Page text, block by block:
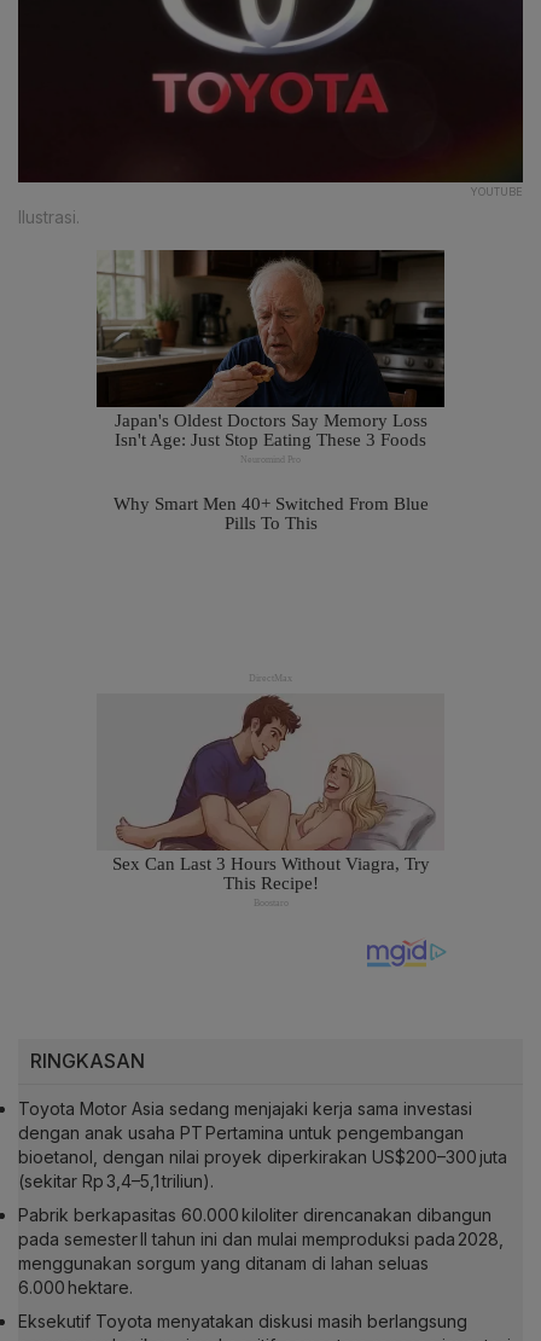
YOUTUBE
Ilustrasi.
RINGKASAN
Toyota Motor Asia sedang menjajaki kerja sama investasi
dengan anak usaha PT Pertamina untuk pengembangan
bioetanol, dengan nilai proyek diperkirakan US$200–300 juta
(sekitar Rp 3,4–5,1 triliun).
Pabrik berkapasitas 60.000 kiloliter direncanakan dibangun
pada semester II tahun ini dan mulai memproduksi pada 2028,
menggunakan sorgum yang ditanam di lahan seluas
6.000 hektare.
Eksekutif Toyota menyatakan diskusi masih berlangsung